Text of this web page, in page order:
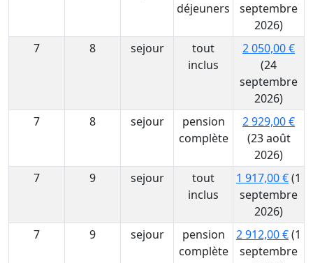
déjeuners
septembre
2026)
7
8 sejour
tout
inclus
2 050,00 €
(24
septembre
2026)
7
8 sejour
pension
complète
2 929,00 €
(23 août
2026)
7
9 sejour
tout
inclus
1 917,00 €(1
septembre
2026)
7
9 sejour
pension
complète
2 912,00 €(1
septembre